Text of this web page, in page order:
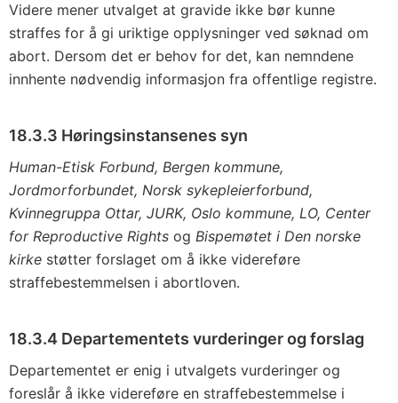
Videre mener utvalget at gravide ikke bør kunne
straffes for å gi uriktige opplysninger ved søknad om
abort. Dersom det er behov for det, kan nemndene
innhente nødvendig informasjon fra offentlige registre.
18.3.3 Høringsinstansenes syn
Human-Etisk Forbund, Bergen kommune,
Jordmorforbundet, Norsk sykepleierforbund,
Kvinnegruppa Ottar, JURK, Oslo kommune, LO, Center
for Reproductive Rights og Bispemøtet i Den norske
kirke støtter forslaget om å ikke videreføre
straffebestemmelsen i abortloven.
18.3.4 Departementets vurderinger og forslag
Departementet er enig i utvalgets vurderinger og
foreslår å ikke videreføre en straffebestemmelse i